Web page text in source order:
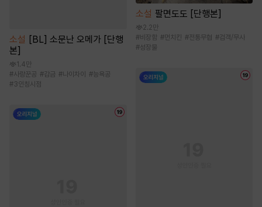
소설 [BL] 소문난 오메가 [단행
본]
1.4만
#사랑꾼공 #감금 #나이차이 #능욕공
#3인칭시점
소설 팔면도도 [단행본]
2.2만
#비장함 #먼치킨 #전통무협 #검객/무사
#성장물